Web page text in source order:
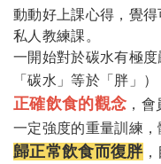
動動好上課心得，覺
私人教練課。
一開始對於碳水有極
「碳水」等於「胖」
正確飲食的觀念 ，
一定強度的重量訓練
歸正常飲食而復胖，